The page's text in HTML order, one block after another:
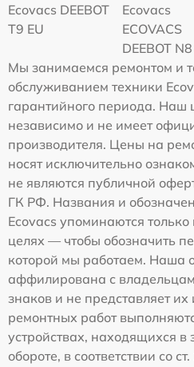
Ecovacs DEEBOT
T9 EU
Ecovacs
ECOVACS
DEEBOT N8
Мы занимаемся ремонтом и
обслуживанием техники
гарантийного периода. Наш
независимо и не имеет
производителя. Цены на
носят исключительно
не являются публичной
ГК РФ. Названия и
Ecovacs упоминаются
целях — чтобы обозначить
которой мы работаем. Наша
аффилирована с
знаков и не представляет
ремонтных работ
устройствах, находящихся
обороте, в соответствии со